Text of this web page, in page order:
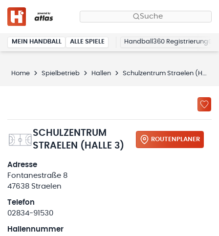
Suche
MEIN HANDBALL ALLE SPIELE Handball360 Registrierung
Home Spielbetrieb Hallen Schulzentrum Straelen (Halle 3)
SCHULZENTRUM
STRAELEN (HALLE 3)
ROUTENPLANER
Adresse
Fontanestraße 8
47638 Straelen
Telefon
02834-91530
Hallennummer